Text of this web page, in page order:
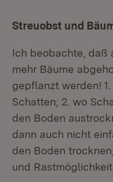
Streuobst und
Ich beobachte, daß
mehr Bäume
gepflanzt werden!
Schatten; 2. wo
den Boden
dann auch nicht
den Boden
und Rastmöglichkeit